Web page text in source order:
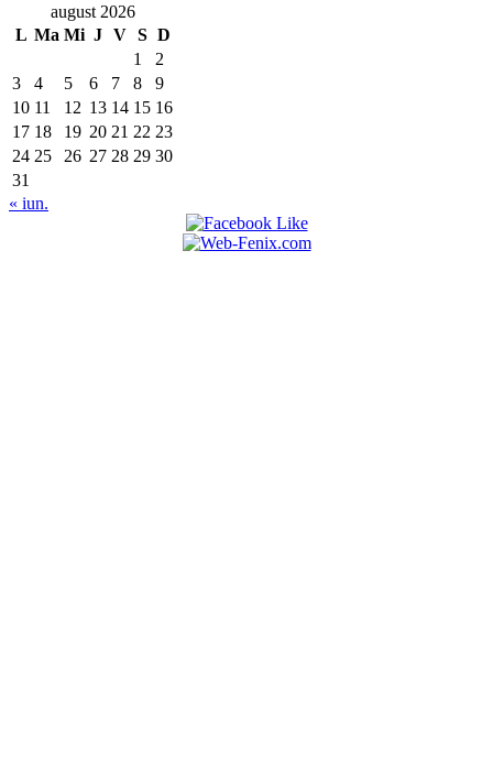
august 2026
L Ma Mi J V S D
1
2
3
4 5 6 7 8
9
10 11 12 13 14 15 16
17 18 19 20 21 22 23
24 25 26 27 28 29 30
31
« iun.